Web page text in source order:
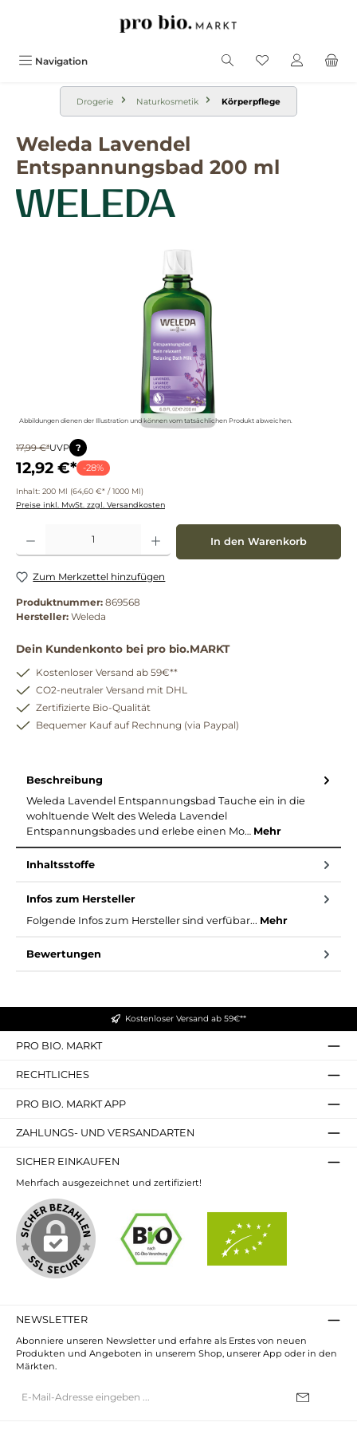
Navigation
Drogerie Naturkosmetik Körperpflege
Weleda Lavendel
Entspannungsbad 200 ml
Abbildungen dienen der Illustration und können vom tatsächlichen Produkt abweichen.
17,99 €*UVP ?
12,92 €* -28%
Inhalt: 200 Ml (64,60 €* / 1000 Ml)
Preise inkl. MwSt. zzgl. Versandkosten
Produkt Anzahl: Gib den gewünschten Wert ein oder benutze die Schaltflächen um
In den Warenkorb
Zum Merkzettel hinzufügen
Produktnummer: 869568
Hersteller: Weleda
Dein Kundenkonto bei pro bio.MARKT
Kostenloser Versand ab 59€**
CO2-neutraler Versand mit DHL
Zertifizierte Bio-Qualität
Bequemer Kauf auf Rechnung (via Paypal)
Beschreibung
Weleda Lavendel Entspannungsbad Tauche ein in die
wohltuende Welt des Weleda Lavendel
Entspannungsbades und erlebe einen Mo… Mehr
Inhaltsstoffe
Infos zum Hersteller
Folgende Infos zum Hersteller sind verfübar... Mehr
Bewertungen
Kostenloser Versand ab 59€**
PRO BIO. MARKT
RECHTLICHES
PRO BIO. MARKT APP
ZAHLUNGS- UND VERSANDARTEN
SICHER EINKAUFEN
Mehrfach ausgezeichnet und zertifiziert!
NEWSLETTER
Abonniere unseren Newsletter und erfahre als Erstes von neuen
Produkten und Angeboten in unserem Shop, unserer App oder in den
Märkten.
Mail-